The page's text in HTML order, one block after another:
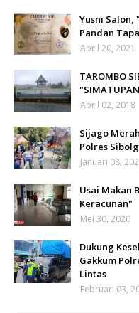
Yusni
Pandan
April 20, 2021
TAROMBO
April 02, 2018
Sijago
Polres
Januari 08,
Usai Makan
Keracunan"
Mei 30, 2020
Dukung
Gakkum
Lintas
Februari 03,